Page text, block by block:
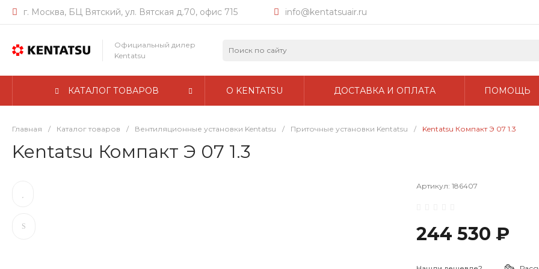
г. Москва, БЦ Вятский, ул. Вятская д.70, офис 715 info@kentatsuair.ru
Официальный дилер
Kentatsu
КАТАЛОГ ТОВАРОВ О KENTATSU ДОСТАВКА И ОПЛАТА ПОМОЩЬ
Главная / Каталог товаров / Вентиляционные установки Kentatsu / Приточные установки Kentatsu / Kentatsu Компакт Э 07 1.3
Kentatsu Компакт Э 07 1.3
Артикул: 186407
244 530 ₽